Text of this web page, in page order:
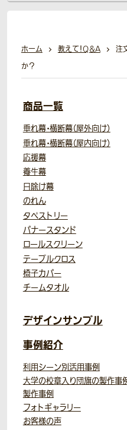
ホーム 教えて！Q＆A
注
か？
商品一覧
垂れ幕・横断幕（屋外向け）
垂れ幕・横断幕（屋内向け）
応援幕
養生幕
日除け幕
のれん
タペストリー
バナースタンド
ロールスクリーン
テーブルクロス
椅子カバー
チームタオル
デザインサンプル
事例紹介
利用シーン別活用事例
大学の校章入り団旗の製作事
製作事例
フォトギャラリー
お客様の声